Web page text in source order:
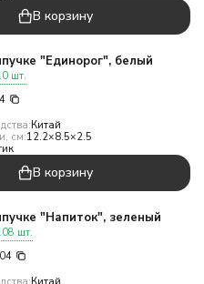
В корзину
"Единорог", белый
шт.
Китай
см:12.2×8.5×2.5
В корзину
"Напиток", зеленый
шт.